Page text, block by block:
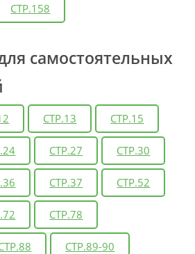
СТР.158
самостоятельных
СТР.13 СТР.15
СТР.27 СТР.30
СТР.37 СТР.52
СТР.78
СТР.89-90